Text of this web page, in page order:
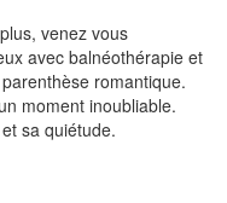
venez vous
avec balnéothérapie et
romantique.
moment inoubliable.
sa quiétude.